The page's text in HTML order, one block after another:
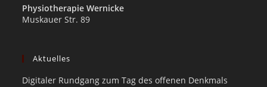
Physiotherapie Wernicke
Muskauer Str. 89
Aktuelles
Digitaler Rundgang zum Tag des offenen Denkmals